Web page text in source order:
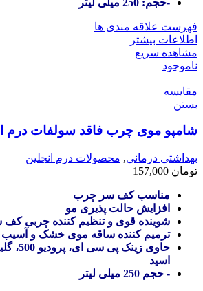
فهرست علاقه مندی ها
اطلاعات بیشتر
مشاهده سریع
ناموجود
مقایسه
بستن
شامپو موی چرب فاقد سولفات درم
بهداشتی درمانی, محصولات درم انجلین
تومان
مناسب کف سر چرب
افزایش حالت پذیری مو
شوینده قوی و تنظیم کننده چربی کف
ترمیم کننده ساقه موی خشک و آسیب
حاوی
اسید
- حجم 250 میلی لیتر